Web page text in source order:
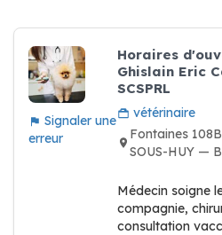
Signaler une
erreur
Horaires
Ghislain Eric
SCSPRL
vétérinaire
Fontaines
SOUS-HUY —
Médecin soigne
compagnie,
consultation